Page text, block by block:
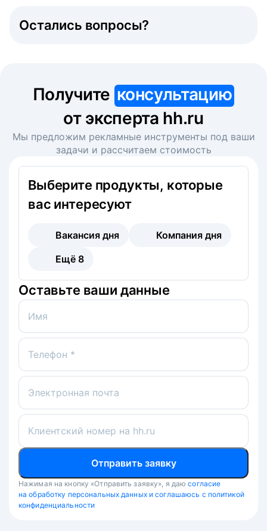
Остались вопросы?
Получите консультацию
от эксперта hh.ru
Мы предложим рекламные инструменты под ваши
задачи и рассчитаем стоимость
Выберите продукты, которые
вас интересуют
Вакансия дня
Компания дня
Ещё 8
Оставьте ваши данные
Имя
Телефон *
Электронная почта
Клиентский номер на hh.ru
Отправить заявку
Нажимая на кнопку «Отправить заявку», я даю согласие
на обработку персональных данных и соглашаюсь с политикой
конфиденциальности